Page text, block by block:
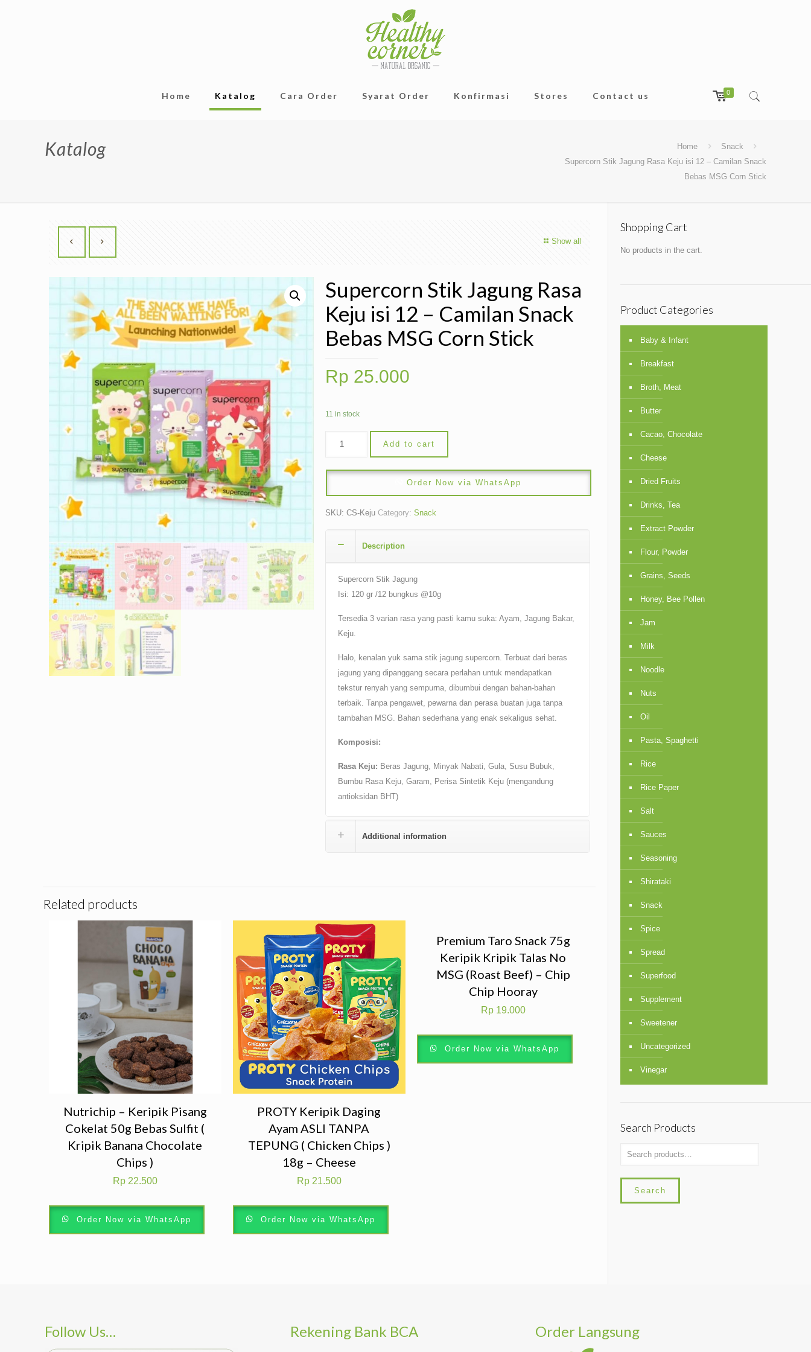
Home Katalog Cara Order Syarat Order Konfirmasi Stores Contact us 0
Katalog Home
Snack
Supercorn Stik Jagung Rasa Keju isi 12 – Camilan Snack
Bebas MSG Corn Stick
Show all
Supercorn Stik Jagung Rasa
Keju isi 12 – Camilan Snack
Bebas MSG Corn Stick
Rp 25.000
11 in stock
Add to cart
Order Now via WhatsApp
SKU: CS-Keju Category: Snack
Description
Supercorn Stik Jagung
Isi: 120 gr /12 bungkus @10g
Tersedia 3 varian rasa yang pasti kamu suka: Ayam, Jagung Bakar,
Keju.
Halo, kenalan yuk sama stik jagung supercorn. Terbuat dari beras
jagung yang dipanggang secara perlahan untuk mendapatkan
tekstur renyah yang sempurna, dibumbui dengan bahan-bahan
terbaik. Tanpa pengawet, pewarna dan perasa buatan juga tanpa
tambahan MSG. Bahan sederhana yang enak sekaligus sehat.
Komposisi:
Rasa Keju: Beras Jagung, Minyak Nabati, Gula, Susu Bubuk,
Bumbu Rasa Keju, Garam, Perisa Sintetik Keju (mengandung
antioksidan BHT)
Additional information
Related products
Nutrichip – Keripik Pisang
Cokelat 50g Bebas Sulfit (
Kripik Banana Chocolate
Chips )
Rp22.500
Order Now via WhatsApp
PROTY Keripik Daging
Ayam ASLI TANPA
TEPUNG ( Chicken Chips )
18g – Cheese
Rp21.500
Order Now via WhatsApp
Premium Taro Snack 75g
Keripik Kripik Talas No
MSG (Roast Beef) – Chip
Chip Hooray
Rp19.000
Order Now via WhatsApp
Shopping Cart
No products in the cart.
Product Categories
Baby & Infant
Breakfast
Broth, Meat
Butter
Cacao, Chocolate
Cheese
Dried Fruits
Drinks, Tea
Extract Powder
Flour, Powder
Grains, Seeds
Honey, Bee Pollen
Jam
Milk
Noodle
Nuts
Oil
Pasta, Spaghetti
Rice
Rice Paper
Salt
Sauces
Seasoning
Shirataki
Snack
Spice
Spread
Superfood
Supplement
Sweetener
Uncategorized
Vinegar
Search Products
Search
Follow Us… Rekening Bank BCA Order Langsung